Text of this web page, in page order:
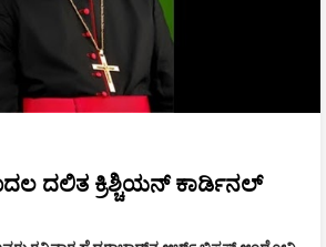
ದಲಿತ ಕ್ರಿಶ್ಚಿಯನ್ ಕಾರ್ಡಿನಲ್